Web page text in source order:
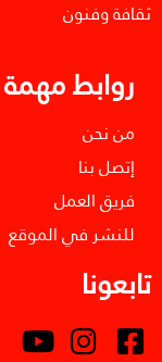
ثقافة وفنون
روابط مهمة
من نحن
إتصل بنا
فريق العمل
للنشر في الموقع
تابعونا